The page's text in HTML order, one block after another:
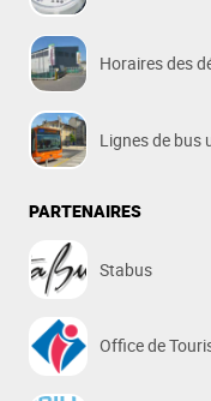
Horaires des
Lignes de bus
PARTENAIRES
Stabus
Office de